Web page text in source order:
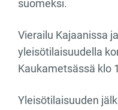
suomeksi.
Vierailu Kajaanissa
yleisötilaisuudella
Kaukametsässä klo
Yleisötilaisuuden